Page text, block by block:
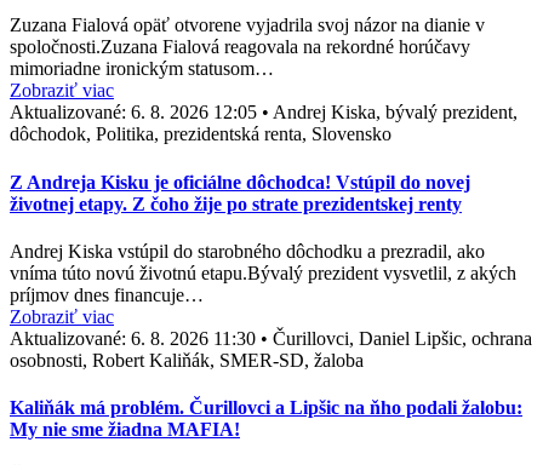
Zuzana Fialová opäť otvorene vyjadrila svoj názor na dianie v
spoločnosti.Zuzana Fialová reagovala na rekordné horúčavy
mimoriadne ironickým statusom…
Zobraziť viac
Aktualizované: 6. 8. 2026 12:05 • Andrej Kiska, bývalý prezident,
dôchodok, Politika, prezidentská renta, Slovensko
Z Andreja Kisku je oficiálne dôchodca! Vstúpil do novej
životnej etapy. Z čoho žije po strate prezidentskej renty
Andrej Kiska vstúpil do starobného dôchodku a prezradil, ako
vníma túto novú životnú etapu.Bývalý prezident vysvetlil, z akých
príjmov dnes financuje…
Zobraziť viac
Aktualizované: 6. 8. 2026 11:30 • Čurillovci, Daniel Lipšic, ochrana
osobnosti, Robert Kaliňák, SMER-SD, žaloba
Kaliňák má problém. Čurillovci a Lipšic na ňho podali žalobu:
My nie sme žiadna MAFIA!